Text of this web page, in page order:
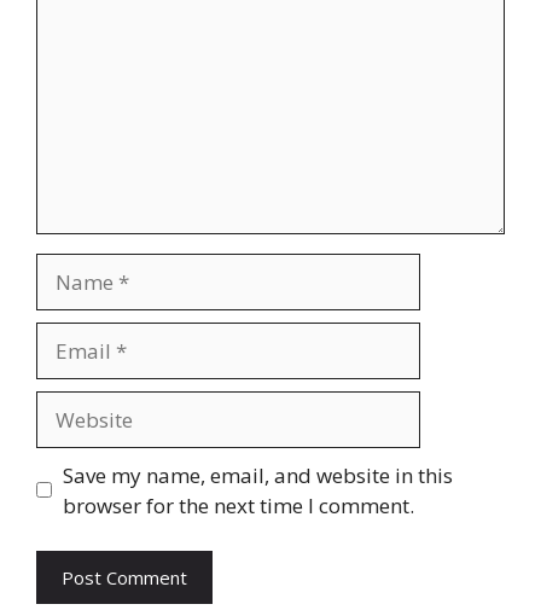
Save my name, email, and website in this
browser for the next time I comment.